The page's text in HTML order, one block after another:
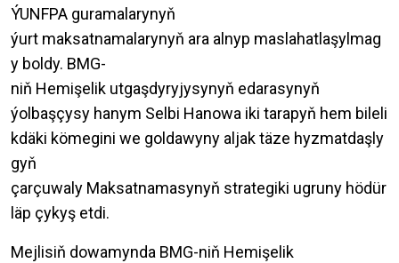
ÝUNFPA guramalarynyň
ýurt maksatnamalarynyň ara alnyp maslahatlaşylmag
y boldy. BMG-
niň Hemişelik utgaşdyryjysynyň edarasynyň
ýolbaşçysy hanym Selbi Hanowa iki tarapyň hem bileli
kdäki kömegini we goldawyny aljak täze hyzmatdaşly
gyň
çarçuwaly Maksatnamasynyň strategiki ugruny hödür
läp çykyş etdi.
Mejlisiň dowamynda BMG-niň Hemişelik